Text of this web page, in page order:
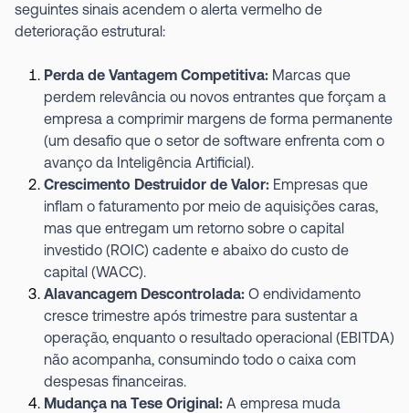
seguintes sinais acendem o alerta vermelho de
deterioração estrutural:
Perda de Vantagem Competitiva: Marcas que
perdem relevância ou novos entrantes que forçam a
empresa a comprimir margens de forma permanente
(um desafio que o setor de software enfrenta com o
avanço da Inteligência Artificial).
Crescimento Destruidor de Valor: Empresas que
inflam o faturamento por meio de aquisições caras,
mas que entregam um retorno sobre o capital
investido (ROIC) cadente e abaixo do custo de
capital (WACC).
Alavancagem Descontrolada: O endividamento
cresce trimestre após trimestre para sustentar a
operação, enquanto o resultado operacional (EBITDA)
não acompanha, consumindo todo o caixa com
despesas financeiras.
Mudança na Tese Original: A empresa muda